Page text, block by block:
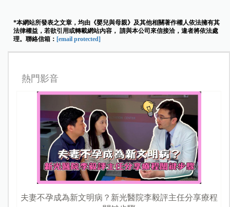
*本網站所發表之文章，均由《嬰兒與母親》及其他相關著作權人依法擁有其
法律權益，若欲引用或轉載網站內容， 請與本公司來信接洽，違者將依法處
理。聯絡信箱： [email protected]
熱門影音
夫妻不孕成為新文明病？新光醫院李毅評主任分享療程